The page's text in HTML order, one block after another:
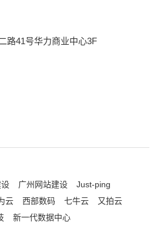
路41号华力商业中心3F
广州网站建设
Just-ping
云 西部数码 七牛云
又拍云
新一代数据中心